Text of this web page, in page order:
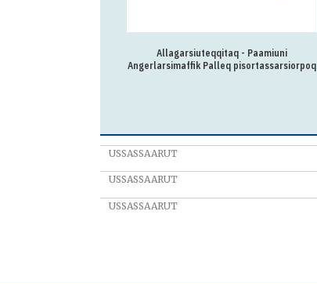
Allagarsiuteqqitaq - Paamiuni
Angerlarsimaffik Palleq pisortassarsiorpoq
USSASSAARUT
USSASSAARUT
USSASSAARUT